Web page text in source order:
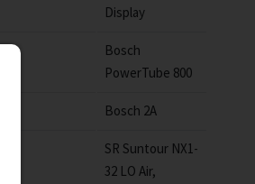
Display
Bosch
PowerTube 800
Bosch 2A
SR Suntour NX1-
32 LO Air,